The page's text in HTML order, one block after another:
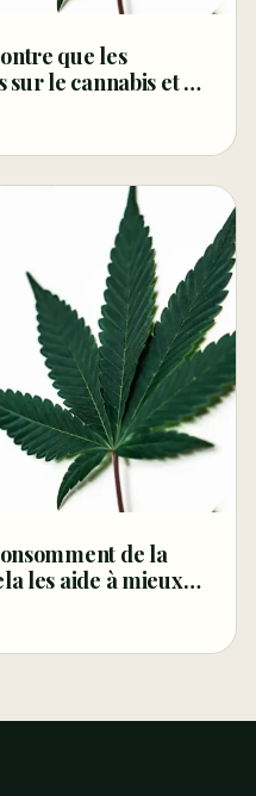
que les
sur le cannabis et le
au THC (Tribune
de la
les aide à mieux
enquête –